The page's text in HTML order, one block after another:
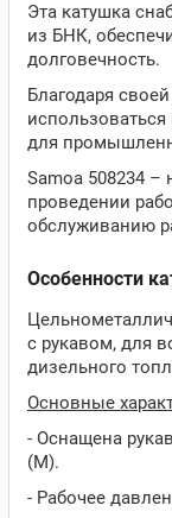
Эта катушка
из БНК,
долговечность.
Благодаря
для
Samoa 508234
проведении
обслуживанию
Особенности
с рукавом, для
дизельного
Основные
- Оснащена
(M).
- Рабочее